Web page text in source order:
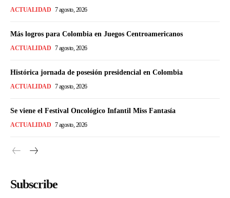
ACTUALIDAD 7 agosto, 2026
Más logros para Colombia en Juegos Centroamericanos
ACTUALIDAD 7 agosto, 2026
Histórica jornada de posesión presidencial en Colombia
ACTUALIDAD 7 agosto, 2026
Se viene el Festival Oncológico Infantil Miss Fantasía
ACTUALIDAD 7 agosto, 2026
Subscribe